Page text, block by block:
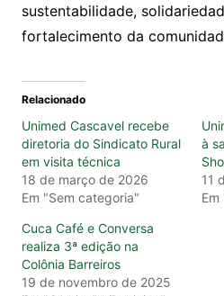
sustentabilidade,
fortalecimento da
Relacionado
Unimed Cascavel recebe
diretoria do Sindicato Rural
em visita técnica
18 de março de 2026
Em "Sem categoria"
à
11
Cuca Café e Conversa
realiza 3ª edição na
Colônia Barreiros
19 de novembro de 2025